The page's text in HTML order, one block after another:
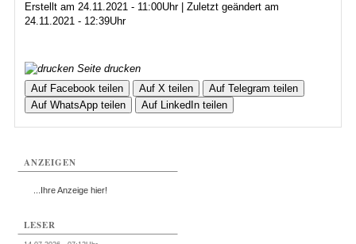
Erstellt am 24.11.2021 - 11:00Uhr | Zuletzt geändert am
24.11.2021 - 12:39Uhr
Seite drucken
Auf Facebook teilen
Auf X teilen
Auf Telegram teilen
Auf WhatsApp teilen
Auf LinkedIn teilen
ANZEIGEN
...Ihre Anzeige hier!
LESER